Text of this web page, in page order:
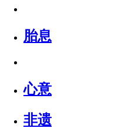
胎息
心意
非遗